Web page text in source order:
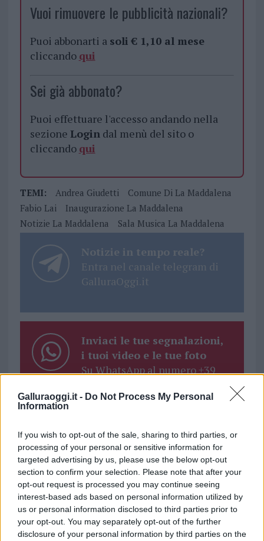
Galluraoggi.it - Do Not Process My Personal
Information
If you wish to opt-out of the sale, sharing to third parties, or
processing of your personal or sensitive information for
targeted advertising by us, please use the below opt-out
section to confirm your selection. Please note that after your
opt-out request is processed you may continue seeing
interest-based ads based on personal information utilized by
us or personal information disclosed to third parties prior to
your opt-out. You may separately opt-out of the further
disclosure of your personal information by third parties on the
Vuoi rimuovere le pubblicità nazionali?
Puoi abbonarti a soli € 1,10 al mese
cliccando qui
Sei già abbonato?
Puoi effettuare l'accesso andando nella
sezione Logindal menù del sito o
cliccando qui
TEMI: Andrea Giudetti
Comune Di La Maddalena
Fabio Lai
Inaugurazione La Maddalena
Notizie La Maddalena
Sala Musica La Maddalena
Notizie in tempo reale?
Entra nel canale telegram di
GalluraOggi.it
Inviaci le tue segnalazioni,
i tuoi video e le tue foto
Su WhatsApp al numero +39
Ricevi le nostre ultime news
daGoogle News
Condividi l'articolo